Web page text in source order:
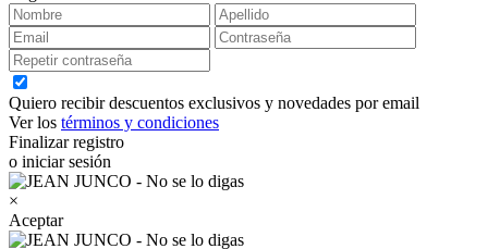
Quiero recibir descuentos exclusivos y novedades por email
Ver los términos y condiciones
Finalizar registro
o iniciar sesión
×
Aceptar